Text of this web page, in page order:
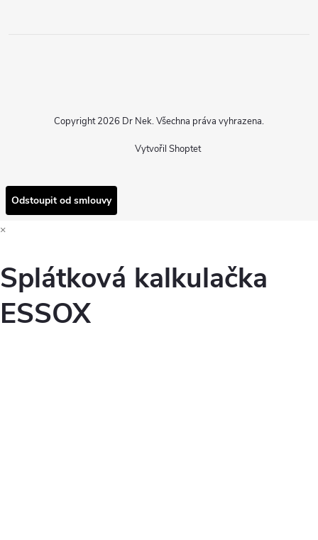
Vytvořil Shoptet
Copyright 2026 Dr Nek. Všechna práva vyhrazena.
Odstoupit od smlouvy
×
Splátková kalkulačka
ESSOX